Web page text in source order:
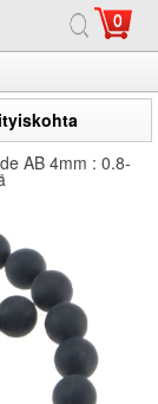
0
AB 4mm : 0.8-